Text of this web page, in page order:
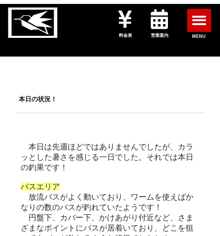
料金表 営業案内 MENU
本日の状況！
本日は先週ほどではありませんでしたが、カラ
ッとした暑さを感じる一日でした。それでは本日
の釣果です！
バスエリア
放流バスがよく動いており、ワームを使えばか
なりの数のバスが釣れていたようです！
円盤下、カバー下、かけあがり付近など、さま
ざまなポイントにバスが居着いており、どこを狙